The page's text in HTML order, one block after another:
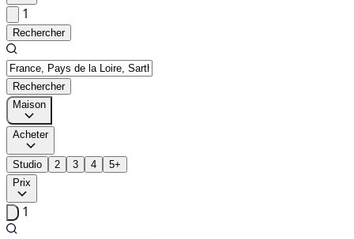
1
Rechercher
Rechercher
Maison
Acheter
Studio 2 3 4
5+
Prix
1